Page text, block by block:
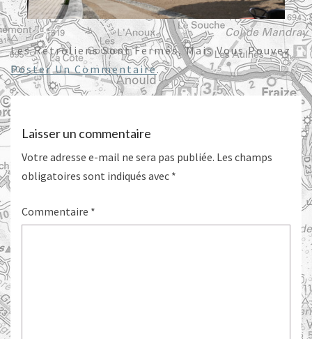
Les Rétroliens Sont Fermés, Mais Vous Pouvez
Poster Un Commentaire.
Laisser un commentaire
Votre adresse e-mail ne sera pas publiée. Les champs
obligatoires sont indiqués avec *
Commentaire *